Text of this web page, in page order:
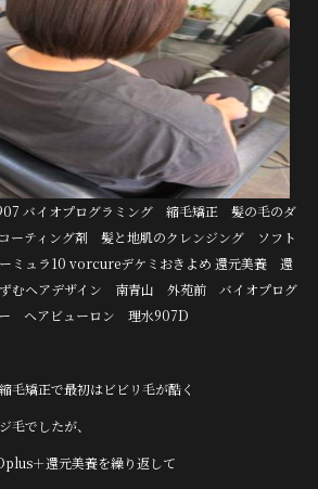
バイオプログラミング 縮毛矯正 髪の毛のダ
ーティング剤 髪と地肌のクレンジング ソフト
ミュラ10 vorcureデケミおきよめ 還元美養 還
むヘアデザイン 南青山 外苑前 バイオプログ
ヘアビューロン 理水907D
毛矯正で最初はビビリ毛が酷く
毛でしたが、
＋還元美養を繰り返して